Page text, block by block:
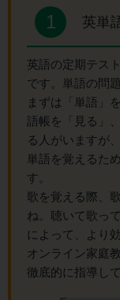
1 英単
英語の定期テス
です。単語の問
まずは「単語」
語帳を「見る」
る人がいますが
単語を覚えるた
す。
歌を覚える際、
ね。聴いて歌っ
によって、より
オンライン家庭
徹底的に指導し